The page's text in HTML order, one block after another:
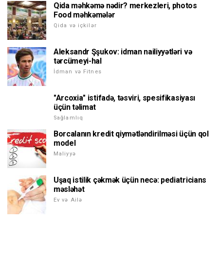
Qida məhkəmə nədir? merkezleri, photos
Food məhkəmələr
Qida və içkilər
Aleksandr Şşukov: idman nailiyyətləri və
tərcümeyi-hal
İdman və Fitnes
"Arcoxia" istifadə, təsviri, spesifikasiyası
üçün təlimat
Sağlamlıq
Borcalanın kredit qiymətləndirilməsi üçün qol
model
Maliyyə
Uşaq istilik çəkmək üçün necə: pediatricians
məsləhət
Ev və Ailə